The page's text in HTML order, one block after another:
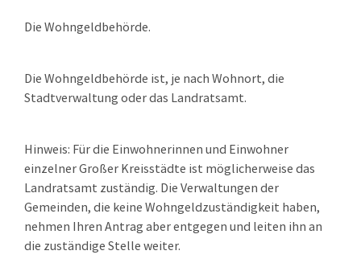
Die Wohngeldbehörde.
Die Wohngeldbehörde ist, je nach Wohnort, die
Stadtverwaltung oder das Landratsamt.
Hinweis: Für die Einwohnerinnen und Einwohner
einzelner Großer Kreisstädte ist möglicherweise das
Landratsamt zuständig. Die Verwaltungen der
Gemeinden, die keine Wohngeldzuständigkeit haben,
nehmen Ihren Antrag aber entgegen und leiten ihn an
die zuständige Stelle weiter.